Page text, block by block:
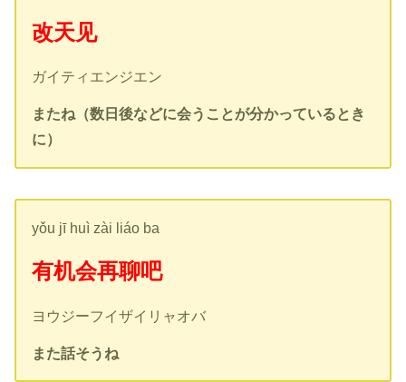
改天见
ガイティエンジエン
またね（数日後などに会うことが分かっているとき
に）
yǒu jī huì zài liáo ba
有机会再聊吧
ヨウジーフイザイリャオバ
また話そうね